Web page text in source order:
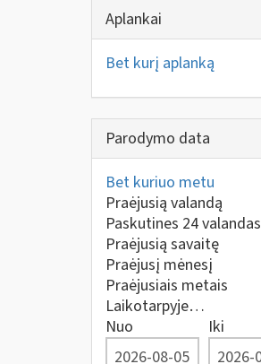
Aplankai
Bet kurį aplanką
Parodymo data
Bet kuriuo metu
Praėjusią valandą
Paskutines 24 valandas
Praėjusią savaitę
Praėjusį mėnesį
Praėjusiais metais
Laikotarpyje…
Nuo
Iki